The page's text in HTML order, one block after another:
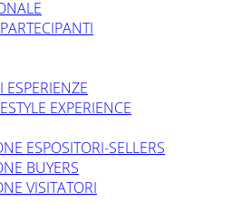
ESPERIENZE
EXPERIENCE
ESPOSITORI-SELLERS
BUYERS
VISITATORI